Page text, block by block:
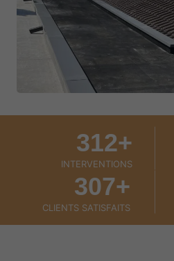
2
312+
INTERVENTIONS
7
307+
CLIENTS SATISFAITS